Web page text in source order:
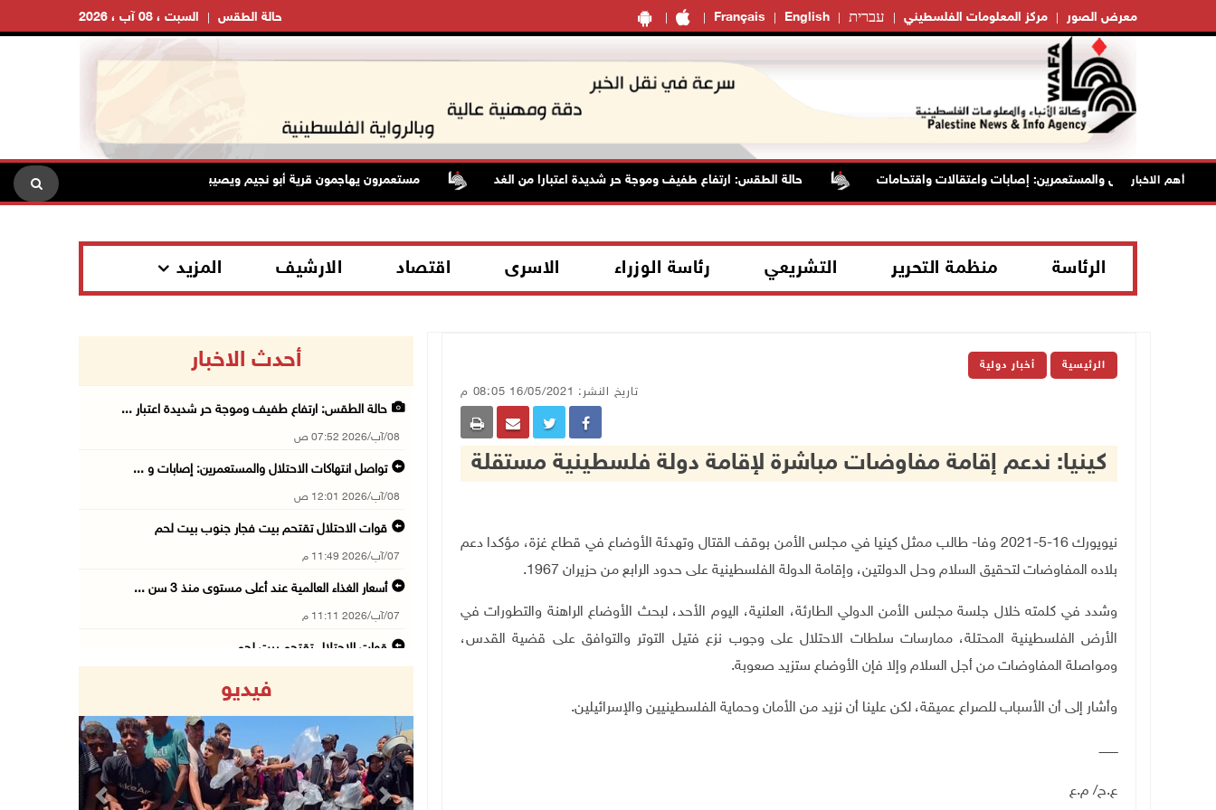
Français English עברית مركز المعلومات الفلسطيني معرض الصور السبت ، 08 آب ، 2026 حالة الطقس
أهم الاخبار
الاحتلال والمستعمرين: إصابات واعتقالات واقتحامات حالة الطقس: ارتفاع طفيف وموجة حر شديدة اعتبارا من الغد مستعمرون يهاجمون قرية أبو نجيم ويصيبون مواطنين ويعتدون على طواقم الإسعاف
الرئاسة منظمة التحرير التشريعي رئاسة الوزراء الاسرى اقتصاد الارشيف المزيد
الرئيسية أخبار دولية
تاريخ النشر: 16/05/2021 08:05 م
كينيا: ندعم إقامة مفاوضات مباشرة لإقامة دولة فلسطينية مستقلة
نيويورك 16-5-2021 وفا- طالب ممثل كينيا في مجلس الأمن بوقف القتال وتهدئة الأوضاع في قطاع غزة، مؤكدا دعم
بلاده المفاوضات لتحقيق السلام وحل الدولتين، وإقامة الدولة الفلسطينية على حدود الرابع من حزيران 1967.
وشدد في كلمته خلال جلسة مجلس الأمن الدولي الطارئة، العلنية، اليوم الأحد، لبحث الأوضاع الراهنة والتطورات في
الأرض الفلسطينية المحتلة، ممارسات سلطات الاحتلال على وجوب نزع فتيل التوتر والتوافق على قضية القدس،
ومواصلة المفاوضات من أجل السلام وإلا فإن الأوضاع ستزيد صعوبة.
وأشار إلى أن الأسباب للصراع عميقة، لكن علينا أن نزيد من الأمان وحماية الفلسطينيين والإسرائيلين.
ــــــــــ
ع.ح/ م.ع
أحدث الاخبار
حالة الطقس: ارتفاع طفيف وموجة حر شديدة اعتبار ...
08/آب/2026 07:52 ص
تواصل انتهاكات الاحتلال والمستعمرين: إصابات و ...
08/آب/2026 12:01 ص
قوات الاحتلال تقتحم بيت فجار جنوب بيت لحم
07/آب/2026 11:49 م
أسعار الغذاء العالمية عند أعلى مستوى منذ 3 سن ...
07/آب/2026 11:11 م
قوات الاحتلال تقتحم بيت لحم
07/آب/2026 10:17 م
قوات الاحتلال تغلق مداخل يعبد جنوب غرب جنين
07/آب/2026 10:15 م
فيديو
Previous Next